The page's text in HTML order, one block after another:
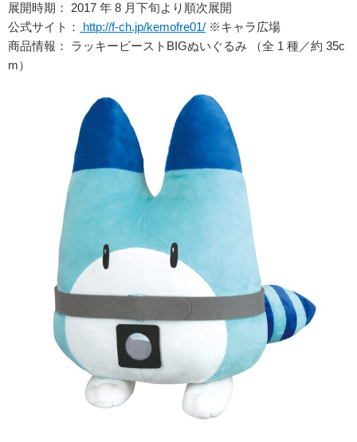
展開時期： 2017 年 8 月下旬より順次展開
公式サイト：
http://f-ch.jp/kemofre01/ ※キャラ広場
商品情報： ラッキービーストBIGぬいぐるみ （全 1 種／約 35c
m）